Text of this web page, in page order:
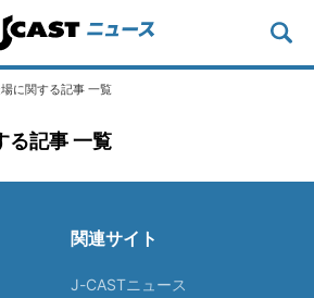
に関する記事 一覧
る記事 一覧
関連サイト
J-CASTニュース